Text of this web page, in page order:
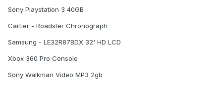
Sony Playstation 3 40GB
Cartier - Roadster Chronograph
Samsung - LE32R87BDX 32' HD LCD
Xbox 360 Pro Console
Sony Walkman Video MP3 2gb